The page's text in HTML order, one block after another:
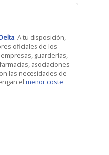
. A tu disposición,
oficiales de los
guarderías,
asociaciones
las necesidades de
elmenor coste